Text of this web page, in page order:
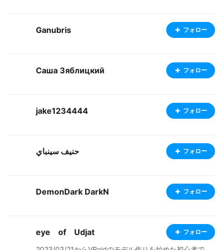
Ganubris フォロー
Саша Зяблицкий フォロー
jake1234444 フォロー
حنيف سينباي フォロー
DemonDark DarkN フォロー
eye of Udjat フォロー